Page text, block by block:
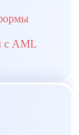
с AML